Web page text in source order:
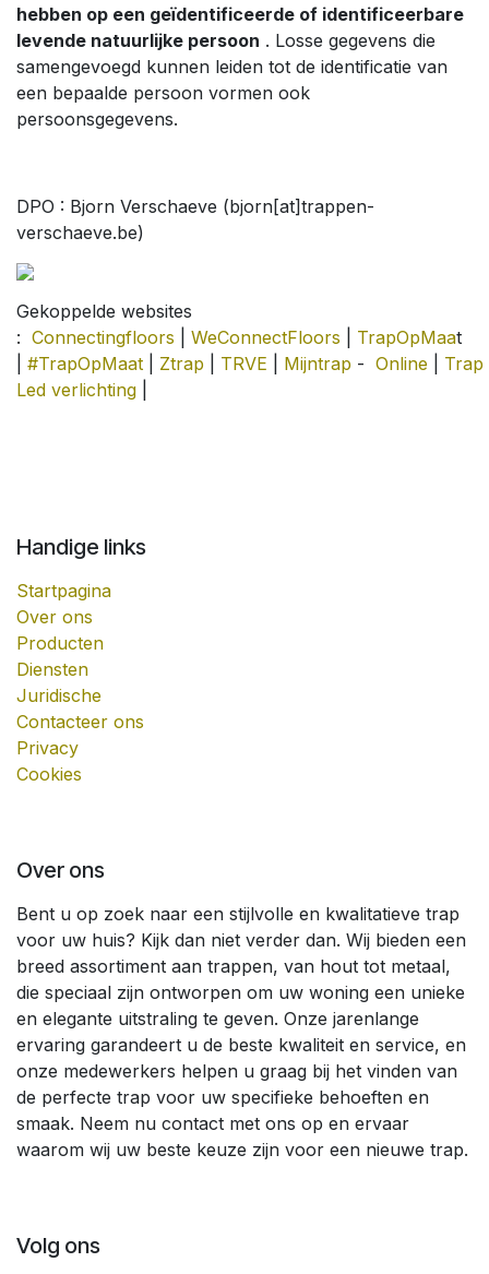
hebben op een geïdentificeerde of identificeerbare
levende natuurlijke persoon . Losse gegevens die
samengevoegd kunnen leiden tot de identificatie van
een bepaalde persoon vormen ook
persoonsgegevens.
DPO : Bjorn Verschaeve (bjorn[at]trappen-
verschaeve.be)
Gekoppelde websites
: Connectingfloors WeConnectFloors TrapOpMaat
#TrapOpMaat Ztrap TRVE Mijntrap - Online
Trap
Led verlichting
Handige links
Startpagina
Over ons
Producten
Diensten
Juridische
Contacteer ons
Privacy
Cookies
Over ons
Bent u op zoek naar een stijlvolle en kwalitatieve trap
voor uw huis? Kijk dan niet verder dan. Wij bieden een
breed assortiment aan trappen, van hout tot metaal,
die speciaal zijn ontworpen om uw woning een unieke
en elegante uitstraling te geven. Onze jarenlange
ervaring garandeert u de beste kwaliteit en service, en
onze medewerkers helpen u graag bij het vinden van
de perfecte trap voor uw specifieke behoeften en
smaak. Neem nu contact met ons op en ervaar
waarom wij uw beste keuze zijn voor een nieuwe trap.
Volg ons